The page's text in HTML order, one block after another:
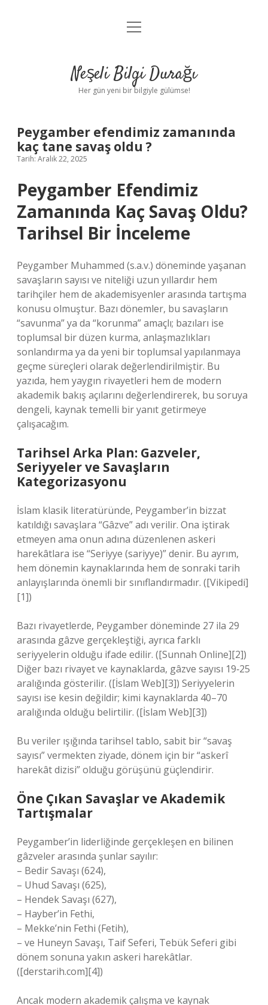
Anasayfa
Yasal Uyarı
menüyü
Neşeli Bilgi Durağı
Her gün yeni bir bilgiyle gülümse!
Peygamber efendimiz zamanında
kaç tane savaş oldu ?
Tarih: Aralık 22, 2025
Peygamber Efendimiz
Zamanında Kaç Savaş Oldu?
Tarihsel Bir İnceleme
Peygamber Muhammed (s.a.v.) döneminde yaşanan
savaşların sayısı ve niteliği uzun yıllardır hem
tarihçiler hem de akademisyenler arasında tartışma
konusu olmuştur. Bazı dönemler, bu savaşların
“savunma” ya da “korunma” amaçlı; bazıları ise
toplumsal bir düzen kurma, anlaşmazlıkları
sonlandırma ya da yeni bir toplumsal yapılanmaya
geçme süreçleri olarak değerlendirilmiştir. Bu
yazıda, hem yaygın rivayetleri hem de modern
akademik bakış açılarını değerlendirerek, bu soruya
dengeli, kaynak temelli bir yanıt getirmeye
çalışacağım.
Tarihsel Arka Plan: Gazveler,
Seriyyeler ve Savaşların
Kategorizasyonu
İslam klasik literatüründe, Peygamber’in bizzat
katıldığı savaşlara “Gâzve” adı verilir. Ona iştirak
etmeyen ama onun adına düzenlenen askeri
harekâtlara ise “Seriyye (sariyye)” denir. Bu ayrım,
hem dönemin kaynaklarında hem de sonraki tarih
anlayışlarında önemli bir sınıflandırmadır. ([Vikipedi]
[1])
Bazı rivayetlerde, Peygamber döneminde 27 ila 29
arasında gâzve gerçekleştiği, ayrıca farklı
seriyyelerin olduğu ifade edilir. ([Sunnah Online][2])
Diğer bazı rivayet ve kaynaklarda, gâzve sayısı 19‑25
aralığında gösterilir. ([İslam Web][3]) Seriyyelerin
sayısı ise kesin değildir; kimi kaynaklarda 40–70
aralığında olduğu belirtilir. ([İslam Web][3])
Bu veriler ışığında tarihsel tablo, sabit bir “savaş
sayısı” vermekten ziyade, dönem için bir “askerî
harekât dizisi” olduğu görüşünü güçlendirir.
Öne Çıkan Savaşlar ve Akademik
Tartışmalar
Peygamber’in liderliğinde gerçekleşen en bilinen
gâzveler arasında şunlar sayılır:
– Bedir Savaşı (624),
– Uhud Savaşı (625),
– Hendek Savaşı (627),
– Hayber’in Fethi,
– Mekke’nin Fethi (Fetih),
– ve Huneyn Savaşı, Taif Seferi, Tebük Seferi gibi
dönem sonuna yakın askeri harekâtlar.
([derstarih.com][4])
Ancak modern akademik çalışma ve kaynak